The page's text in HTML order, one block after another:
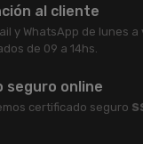
al cliente
y WhatsApp de lunes a
de 09 a 14hs.
seguro online
certificado seguro